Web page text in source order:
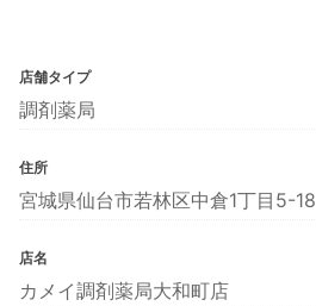
店舗タイプ
調剤薬局
住所
宮城県仙台市若林区中倉1丁目5-18
店名
カメイ調剤薬局大和町店